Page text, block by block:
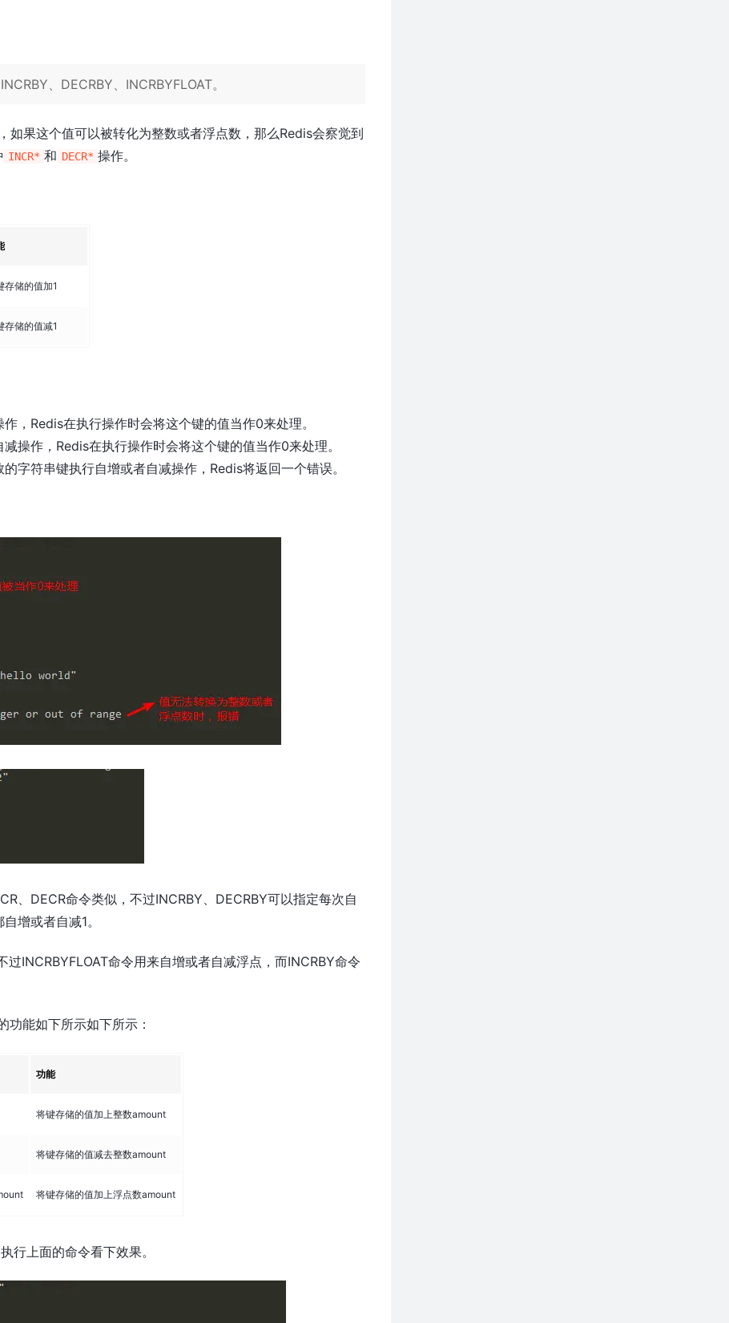
、DECRBY、INCRBYFLOAT。
如果这个值可以被转化为整数或者浮点数，那么Redis会察觉到
INCR* 和 DECR* 操作。
存储的值加1
存储的值减1
，Redis在执行操作时会将这个键的值当作0来处理。
操作，Redis在执行操作时会将这个键的值当作0来处理。
字符串键执行自增或者自减操作，Redis将返回一个错误。
、DECR命令类似，不过INCRBY、DECRBY可以指定每次自
增或者自减1。
过INCRBYFLOAT命令用来自增或者自减浮点，而INCRBY命令
功能如下所示如下所示：
功能
将键存储的值加上整数amount
将键存储的值减去整数amount
将键存储的值加上浮点数amount
行上面的命令看下效果。